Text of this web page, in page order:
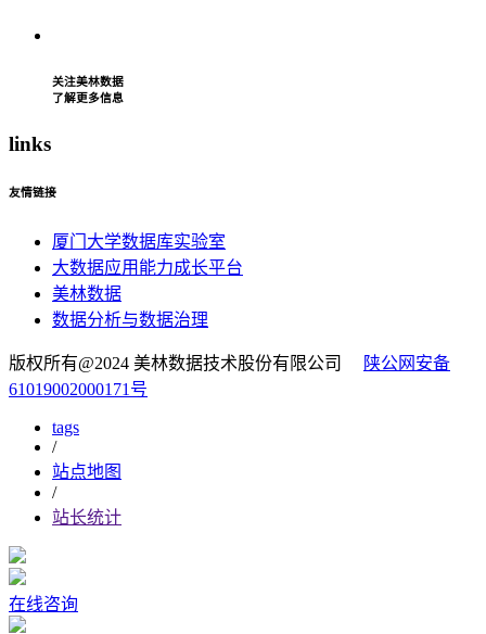
关注美林数据
了解更多信息
links
友情链接
厦门大学数据库实验室
大数据应用能力成长平台
美林数据
数据分析与数据治理
版权所有@2024 美林数据技术股份有限公司
陕公网安备
61019002000171号
tags
/
站点地图
/
站长统计
在线咨询